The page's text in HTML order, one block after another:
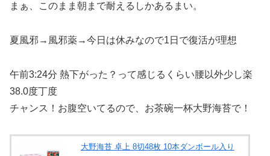
まぁ、このまま朝まで耐えるしかあるまい。
夏風邪→風邪薬→今日は休みなので1日で復活が理想
午前3:24分 熱下がった？って感じるくらい腰以外少し楽
38.0度丁度
チャンス！お腹空いてるので、お茶碗一杯大野海苔で！
大野海苔 卓上 8切48枚 10本ダンボール入り